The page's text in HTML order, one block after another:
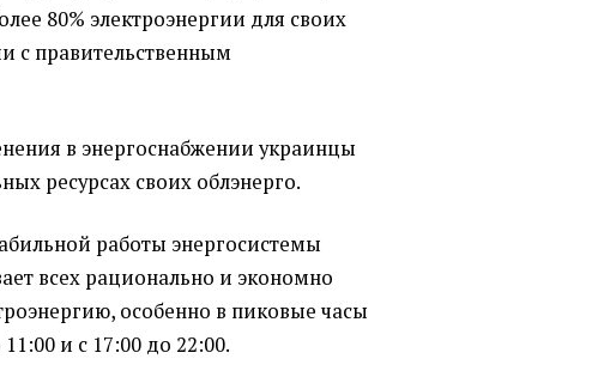
80% электроэнергии для своих
с правительственным
в энергоснабжении украинцы
ресурсах своих облэнерго.
работы энергосистемы
всех рационально и экономно
особенно в пиковые часы
и с 17:00 до 22:00.